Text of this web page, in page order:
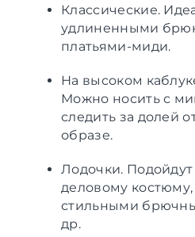
Классические.
удлиненными
платьями-миди.
На высоком
Можно носить с
следить за долей
образе.
Лодочки.
деловому
стильными
др.